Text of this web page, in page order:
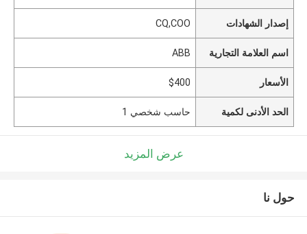
إصدار الشهادات CQ,COO
اسم العلامة التجارية ABB
الأسعار $400
الحد الأدنى لكمية حاسب شخصي 1
عرض المزيد
حول نا